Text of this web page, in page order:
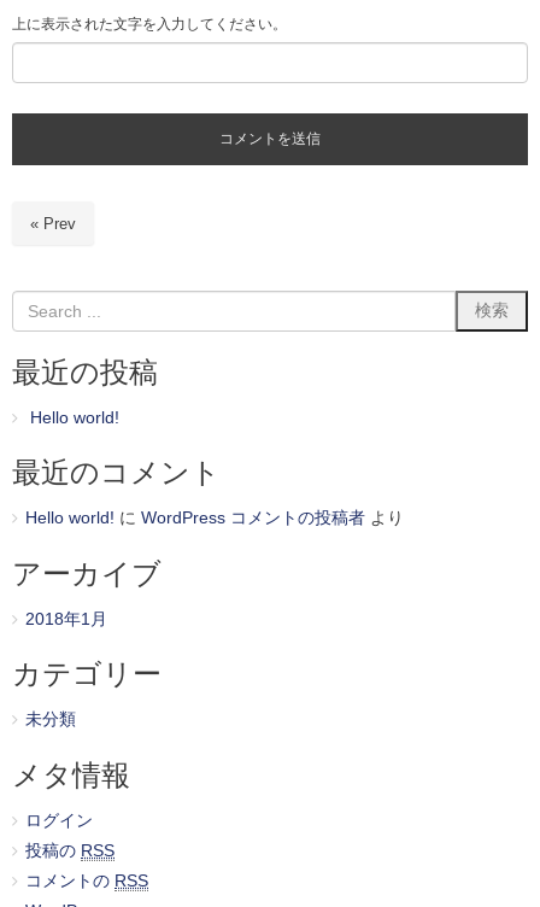
上に表示された文字を入力してください。
« Prev
最近の投稿
Hello world!
最近のコメント
Hello world! に WordPress コメントの投稿者 より
アーカイブ
2018年1月
カテゴリー
未分類
メタ情報
ログイン
投稿の RSS
コメントの RSS